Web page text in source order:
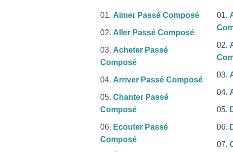
Aimer Passé Composé
Aller Passé Composé
Acheter Passé
Composé
Arriver Passé Composé
Chanter Passé
Composé
Ecouter Passé
Composé